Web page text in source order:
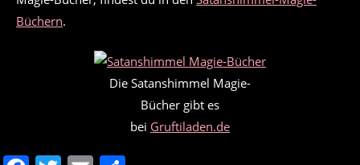
Büchern.
Die Satanshimmel Magie-
Bücher gibt es
bei Gruftiladen.de